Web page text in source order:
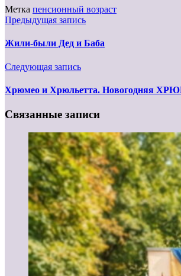
Метка пенсионный возраст
Предыдущая запись
Жили-были Дед и Баба
Следующая запись
Хрюмео и Хрюльетта. Новогодняя
Связанные записи